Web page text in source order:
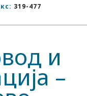
319-477
и
–